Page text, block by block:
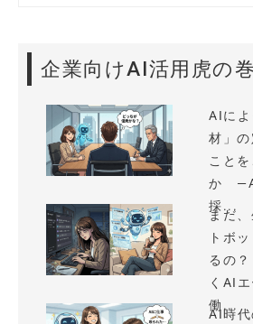
企業向けAI活用虎の巻
AIによ
材」
こと
か
採...
まだ
トボ
るの
くAI
働...
AI時